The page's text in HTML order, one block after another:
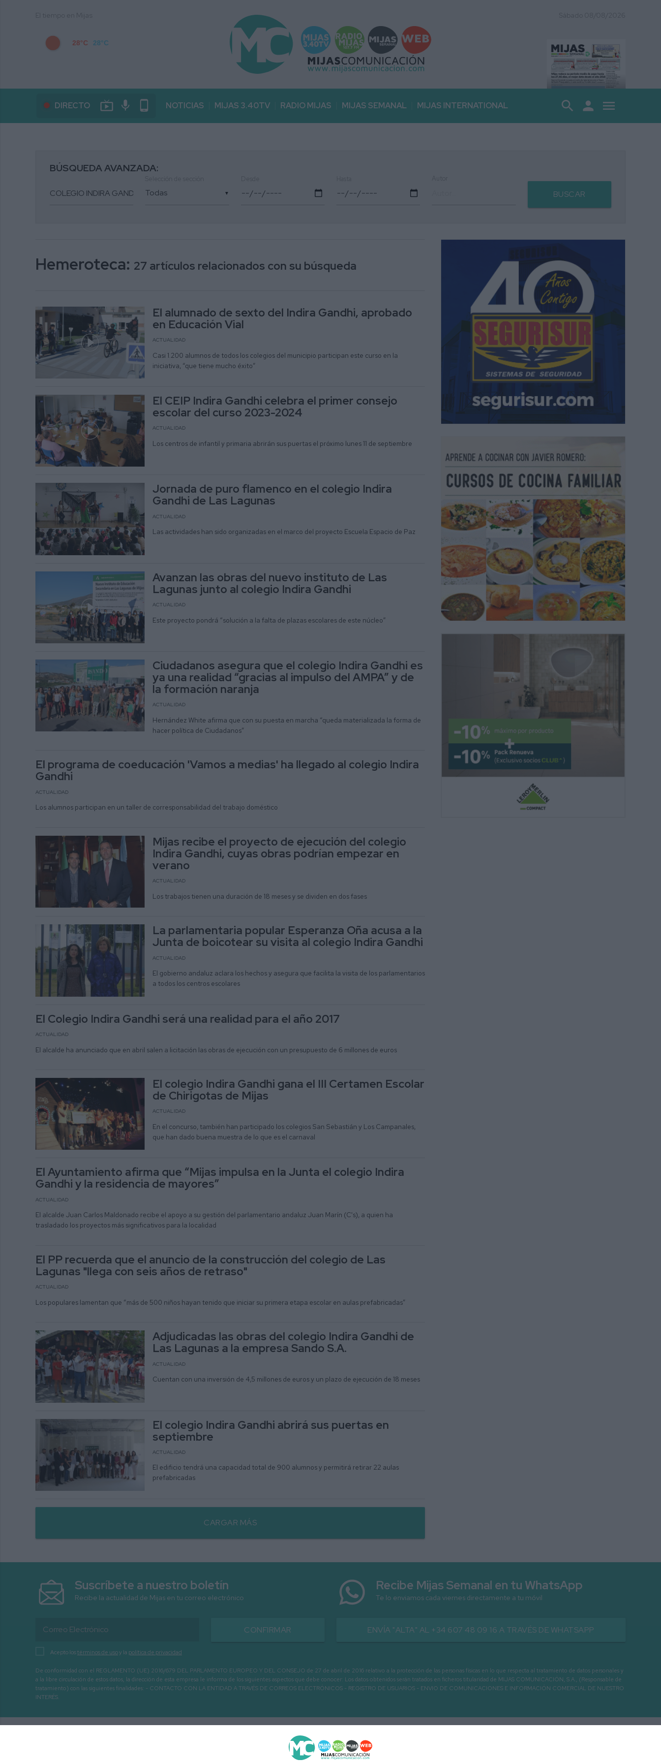
28°C 28°C
DIRECTO live_tv mic phone_android NOTICIAS MIJAS 3.40TV RADIO MIJAS MIJAS SEMANAL MIJAS INTERNATIONAL search person menu
BÚSQUEDA AVANZADA:
▼ BUSCAR
Hemeroteca: 27 artículos relacionados con su búsqueda
El alumnado de sexto del Indira Gandhi, aprobado
en Educación Vial
ACTUALIDAD
Casi 1.200 alumnos de todos los colegios del municipio participan este curso en la
iniciativa, “que tiene mucho éxito”
El CEIP Indira Gandhi celebra el primer consejo
escolar del curso 2023-2024
ACTUALIDAD
Los centros de infantil y primaria abrirán sus puertas el próximo lunes 11 de septiembre
Jornada de puro flamenco en el colegio Indira
Gandhi de Las Lagunas
ACTUALIDAD
Las actividades han sido organizadas en el marco del proyecto Escuela Espacio de Paz
Avanzan las obras del nuevo instituto de Las
Lagunas junto al colegio Indira Gandhi
ACTUALIDAD
Este proyecto pondrá “solución a la falta de plazas escolares de este núcleo”
Ciudadanos asegura que el colegio Indira Gandhi es
ya una realidad “gracias al impulso del AMPA” y de
la formación naranja
ACTUALIDAD
Hernández White afirma que con su puesta en marcha “queda materializada la forma de
hacer política de Ciudadanos”
El programa de coeducación 'Vamos a medias' ha llegado al colegio Indira
Gandhi
ACTUALIDAD
Los alumnos participan en un taller de corresponsabilidad del trabajo doméstico
Mijas recibe el proyecto de ejecución del colegio
Indira Gandhi, cuyas obras podrían empezar en
verano
ACTUALIDAD
Los trabajos tienen una duración de 18 meses y se dividen en dos fases
La parlamentaria popular Esperanza Oña acusa a la
Junta de boicotear su visita al colegio Indira Gandhi
ACTUALIDAD
El gobierno andaluz aclara los hechos y asegura que facilita la visita de los parlamentarios
a todos los centros escolares
El Colegio Indira Gandhi será una realidad para el año 2017
ACTUALIDAD
El alcalde ha anunciado que en abril salen a licitación las obras de ejecución con un presupuesto de 6 millones de euros
El colegio Indira Gandhi gana el III Certamen Escolar
de Chirigotas de Mijas
ACTUALIDAD
En el concurso, también han participado los colegios San Sebastián y Los Campanales,
que han dado buena muestra de lo que es el carnaval
El Ayuntamiento afirma que “Mijas impulsa en la Junta el colegio Indira
Gandhi y la residencia de mayores”
ACTUALIDAD
El alcalde Juan Carlos Maldonado recibe el apoyo a su gestión del parlamentario andaluz Juan Marín (C's), a quien ha
trasladado los proyectos más significativos para la localidad
El PP recuerda que el anuncio de la construcción del colegio de Las
Lagunas "llega con seis años de retraso"
ACTUALIDAD
Los populares lamentan que “más de 500 niños hayan tenido que iniciar su primera etapa escolar en aulas prefabricadas”
Adjudicadas las obras del colegio Indira Gandhi de
Las Lagunas a la empresa Sando S.A.
ACTUALIDAD
Cuentan con una inversión de 4,5 millones de euros y un plazo de ejecución de 18 meses
El colegio Indira Gandhi abrirá sus puertas en
septiembre
ACTUALIDAD
El edificio tendrá una capacidad total de 900 alumnos y permitirá retirar 22 aulas
prefabricadas
CARGAR MÁS
Suscríbete a nuestro boletín
Recibe la actualidad de Mijas en tu correo electrónico
CONFIRMAR
Acepto lostérminos de usoy la política de privacidad
Recibe Mijas Semanal en tu WhatsApp
Te lo enviamos cada viernes directamente a tu móvil
ENVÍA "ALTA" AL +34 607 48 09 16 A TRAVÉS DE WHATSAPP
De conformidad con el REGLAMENTO (UE) 2016/679 DEL PARLAMENTO EUROPEO Y DEL CONSEJO de 27 de abril de 2016 relativo a la protección de las personas físicas en lo que respecta al tratamiento de datos personales y
a la libre circulación de estos datos, la dirección de esta empresa le informa de los siguientes aspectos que debe conocer: Los datos obtenidos serán tratados en ficheros titularidad de MIJAS COMUNICACIÓN, S.A., (Responsable de
tratamiento) con las siguientes finalidades: - CONTACTO CON LA ENTIDAD A TRAVÉS DE CORREOS ELECTRÓNICOS - REGISTRO DE USUARIOS - ENVIO DE COMUNICACIONES E INFORMACIÓN COMERCIAL DE NUESTRO
INTERÉS.